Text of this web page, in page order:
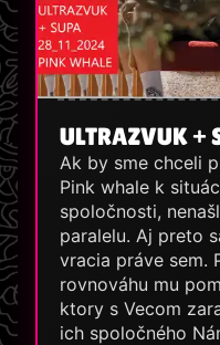
ULTRAZVUK +
Ak by sme chceli
Pink whale k
spoločnosti,
paralelu. Aj preto
vracia práve sem.
rovnováhu mu
ktory s Vecom
ich spoločného